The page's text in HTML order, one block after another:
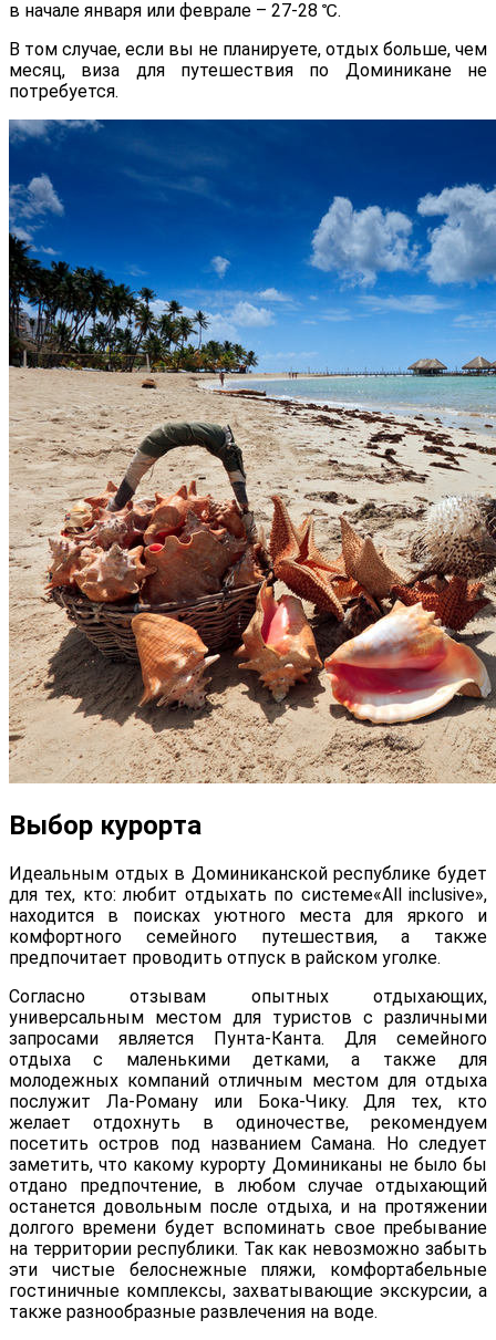
в начале января или феврале – 27-28 ℃.
В том случае, если вы не планируете, отдых больше, чем
месяц, виза для путешествия по Доминикане не
потребуется.
Выбор курорта
Идеальным отдых в Доминиканской республике будет
для тех, кто: любит отдыхать по системе«All inclusive»,
находится в поисках уютного места для яркого и
комфортного семейного путешествия, а также
предпочитает проводить отпуск в райском уголке.
Согласно отзывам опытных отдыхающих,
универсальным местом для туристов с различными
запросами является Пунта-Канта. Для семейного
отдыха с маленькими детками, а также для
молодежных компаний отличным местом для отдыха
послужит Ла-Роману или Бока-Чику. Для тех, кто
желает отдохнуть в одиночестве, рекомендуем
посетить остров под названием Самана. Но следует
заметить, что какому курорту Доминиканы не было бы
отдано предпочтение, в любом случае отдыхающий
останется довольным после отдыха, и на протяжении
долгого времени будет вспоминать свое пребывание
на территории республики. Так как невозможно забыть
эти чистые белоснежные пляжи, комфортабельные
гостиничные комплексы, захватывающие экскурсии, а
также разнообразные развлечения на воде.